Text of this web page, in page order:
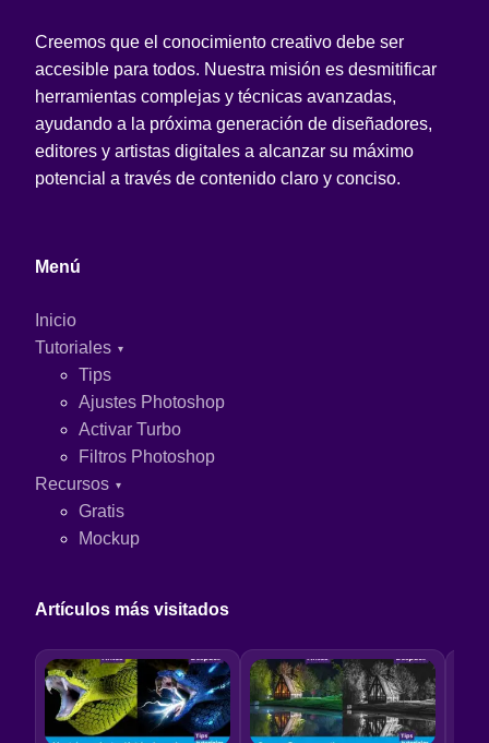
Creemos que el conocimiento creativo debe ser
accesible para todos. Nuestra misión es desmitificar
herramientas complejas y técnicas avanzadas,
ayudando a la próxima generación de diseñadores,
editores y artistas digitales a alcanzar su máximo
potencial a través de contenido claro y conciso.
Menú
Inicio
Tutoriales
Tips
Ajustes Photoshop
Activar Turbo
Filtros Photoshop
Recursos
Gratis
Mockup
Artículos más visitados